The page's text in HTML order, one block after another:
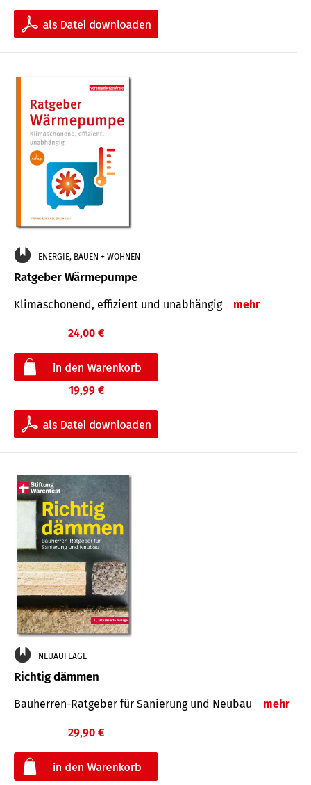
ENERGIE, BAUEN + WOHNEN
Ratgeber Wärmepumpe
Klimaschonend, effizient und unabhängig mehr
24,00 €
19,99 €
NEUAUFLAGE
Richtig dämmen
Bauherren-Ratgeber für Sanierung und Neubau mehr
29,90 €